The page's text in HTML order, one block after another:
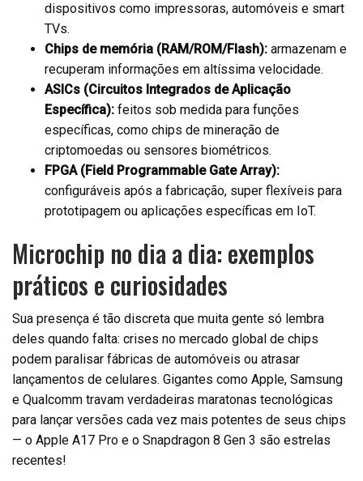
dispositivos como impressoras, automóveis e smart
TVs.
Chips de memória (RAM/ROM/Flash): armazenam e
recuperam informações em altíssima velocidade.
ASICs (Circuitos Integrados de Aplicação
Específica): feitos sob medida para funções
específicas, como chips de mineração de
criptomoedas ou sensores biométricos.
FPGA (Field Programmable Gate Array):
configuráveis após a fabricação, super flexíveis para
prototipagem ou aplicações específicas em IoT.
Microchip no dia a dia: exemplos
práticos e curiosidades
Sua presença é tão discreta que muita gente só lembra
deles quando falta: crises no mercado global de chips
podem paralisar fábricas de automóveis ou atrasar
lançamentos de celulares. Gigantes como Apple, Samsung
e Qualcomm travam verdadeiras maratonas tecnológicas
para lançar versões cada vez mais potentes de seus chips
— o Apple A17 Pro e o Snapdragon 8 Gen 3 são estrelas
recentes!